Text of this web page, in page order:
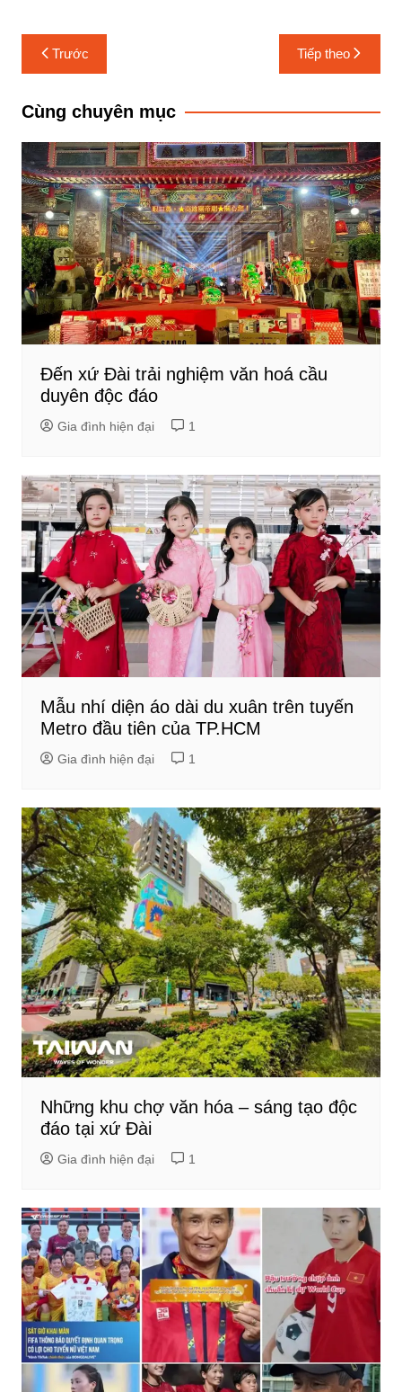
Điều
hướng
bài
Trước Tiếp theo
Cùng chuyên mục
Đến xứ Đài trải nghiệm văn hoá cầu
duyên độc đáo
Gia đình hiện đại 1
Mẫu nhí diện áo dài du xuân trên tuyến
Metro đầu tiên của TP.HCM
Gia đình hiện đại 1
Những khu chợ văn hóa – sáng tạo độc
đáo tại xứ Đài
Gia đình hiện đại 1